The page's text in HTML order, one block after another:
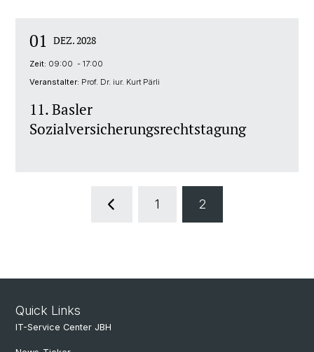
01 DEZ. 2028
Zeit: 09:00 - 17:00
Veranstalter: Prof. Dr. iur. Kurt Pärli
11. Basler
Sozialversicherungsrechtstagung
1 2
Quick Links
IT-Service Center JBH